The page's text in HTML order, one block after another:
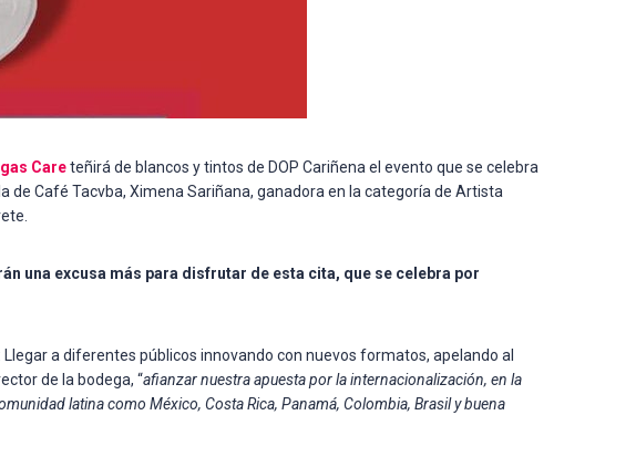
Careteñirá de blancos y tintos de DOP Cariñena el evento que se celebra
Café Tacvba, Ximena Sariñana, ganadora en la categoría de Artista
una excusa más para disfrutar de esta cita, que se celebra por
a diferentes públicos innovando con nuevos formatos, apelando al
de la bodega, “afianzar nuestra apuesta por la internacionalización, en la
latina como México, Costa Rica, Panamá, Colombia, Brasil y buena